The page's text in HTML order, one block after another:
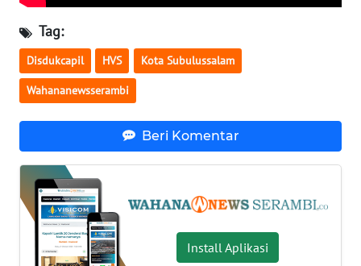
Tag:
Disdukcapil HVS Kota Subulussalam
Wahananewsserambi
Beri Komentar
Install Aplikasi
WN
BABEL
WN
WN
SUMSEL
WN
BENGKULU